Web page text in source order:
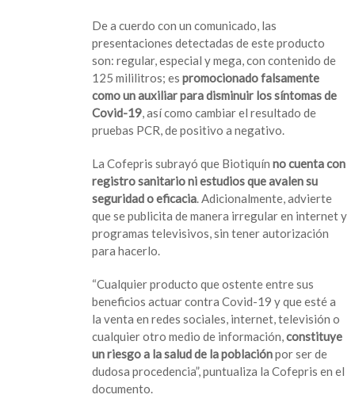
De a cuerdo con un comunicado, las
presentaciones detectadas de este producto
son: regular, especial y mega, con contenido de
125 mililitros; espromocionado falsamente
como un auxiliar para disminuir los síntomas de
Covid-19, así como cambiar el resultado de
pruebas PCR, de positivo a negativo.
La Cofepris subrayó que Biotiquínno cuenta con
registro sanitario ni estudios que avalen su
seguridad o eficacia. Adicionalmente, advierte
que se publicita de manera irregular en internet y
programas televisivos, sin tener autorización
para hacerlo.
“Cualquier producto que ostente entre sus
beneficios actuar contra Covid-19 y que esté a
la venta en redes sociales, internet, televisión o
cualquier otro medio de información,constituye
un riesgo a la salud de la poblaciónpor ser de
dudosa procedencia”, puntualiza la Cofepris en el
documento.